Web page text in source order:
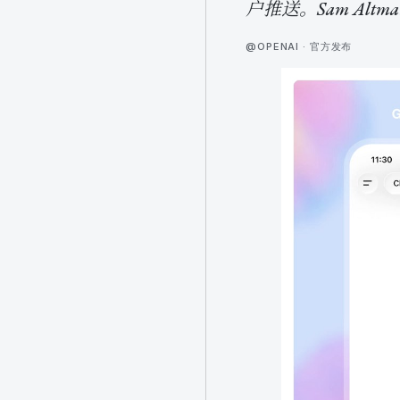
户推送。Sam
@OPENAI · 官方发布